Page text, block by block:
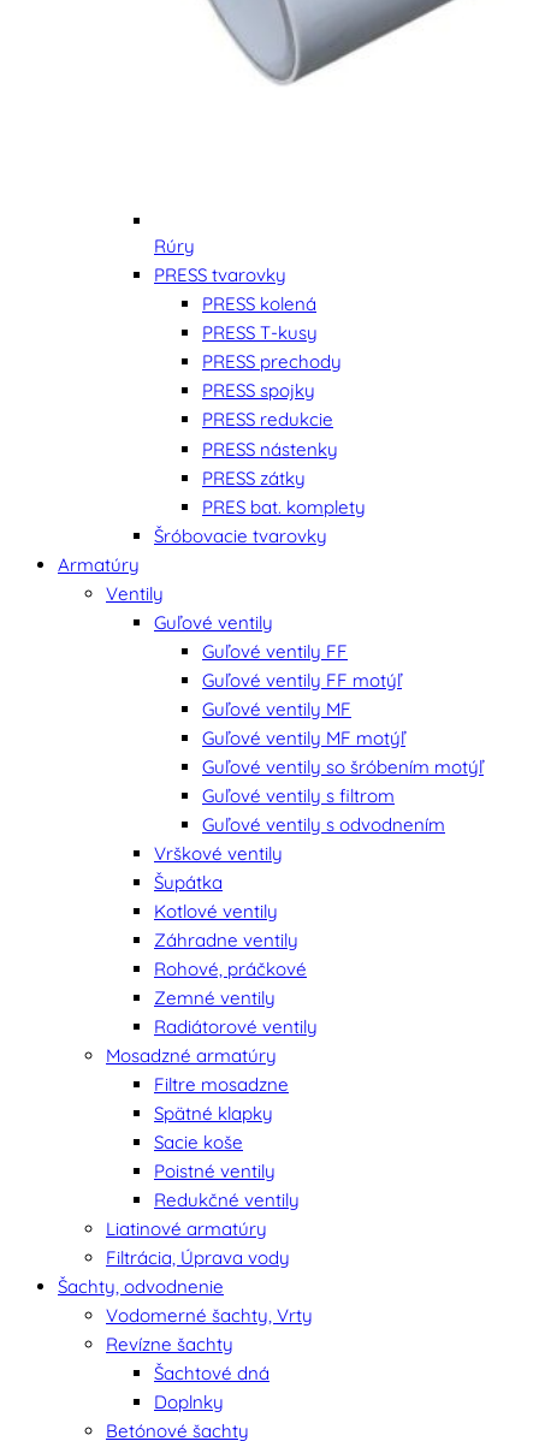
Rúry
PRESS tvarovky
PRESS kolená
PRESS T-kusy
PRESS prechody
PRESS spojky
PRESS redukcie
PRESS nástenky
PRESS zátky
PRES bat. komplety
Šróbovacie tvarovky
Armatúry
Ventily
Guľové ventily
Guľové ventily FF
Guľové ventily FF motýľ
Guľové ventily MF
Guľové ventily MF motýľ
Guľové ventily so šróbením motýľ
Guľové ventily s filtrom
Guľové ventily s odvodnením
Vrškové ventily
Šupátka
Kotlové ventily
Záhradne ventily
Rohové, práčkové
Zemné ventily
Radiátorové ventily
Mosadzné armatúry
Filtre mosadzne
Spätné klapky
Sacie koše
Poistné ventily
Redukčné ventily
Liatinové armatúry
Filtrácia, Úprava vody
Šachty, odvodnenie
Vodomerné šachty, Vrty
Revízne šachty
Šachtové dná
Doplnky
Betónové šachty